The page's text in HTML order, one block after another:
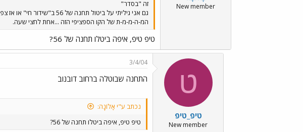
New member
זה "בסדר"
גם אני גיליתי על ביטול
המ-ה-מ-מ-ת של הקו הספציפי הזה ...אחת לחצי שעה.
טיפ טיפ, איפה ביטלו תחנה של 56?
ט
טיפ_טיפ
New member
3/4/04
התחנה שבוטלה ברחוב דובנוב
נכתב ע"י אָלוֹנָה:
טיפ טיפ, איפה ביטלו תחנה של 56?